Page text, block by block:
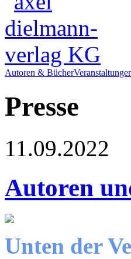
Autoren & Bücher
Presse
11.09.2022
Autoren
Unten der